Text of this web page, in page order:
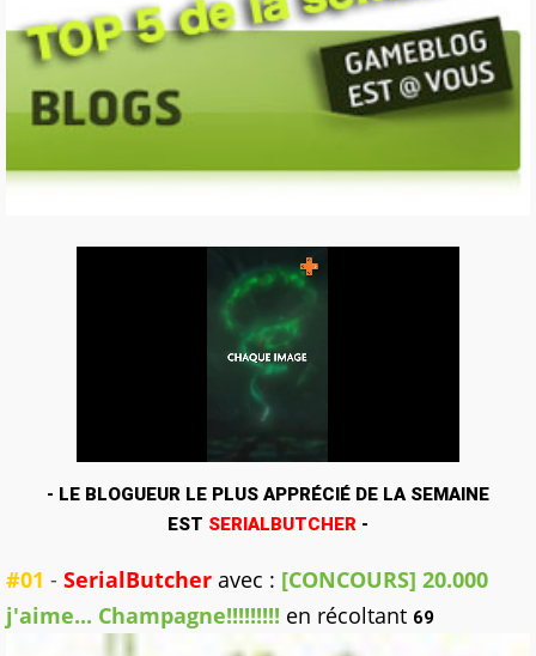
- LE BLOGUEUR LE PLUS APPRÉCIÉ DE LA SEMAINE
EST SERIALBUTCHER -
#01 - SerialButcher avec : [CONCOURS] 20.000
j'aime... Champagne!!!!!!!!! en récoltant 69